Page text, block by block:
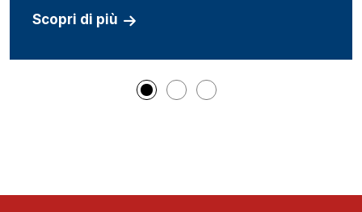
Scopri di più